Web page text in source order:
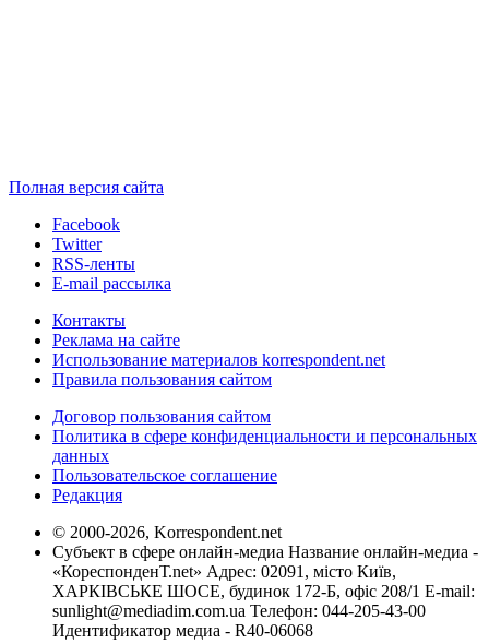
Полная версия сайта
Facebook
Twitter
RSS-ленты
E-mail рассылка
Контакты
Реклама на сайте
Использование материалов korrespondent.net
Правила пользования сайтом
Договор пользования сайтом
Политика в сфере конфиденциальности и персональных
данных
Пользовательское соглашение
Редакция
© 2000-2026, Korrespondent.net
Субъект в сфере онлайн-медиа Название онлайн-медиа -
«КореспонденТ.net» Адрес: 02091, місто Київ,
ХАРКІВСЬКЕ ШОСЕ, будинок 172-Б, офіс 208/1 E-mail:
sunlight@mediadim.com.ua Телефон: 044-205-43-00
Идентификатор медиа - R40-06068